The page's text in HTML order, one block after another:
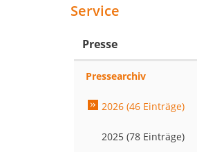
Service
Presse
Pressearchiv
2026 (46 Einträge)
2025 (78 Einträge)